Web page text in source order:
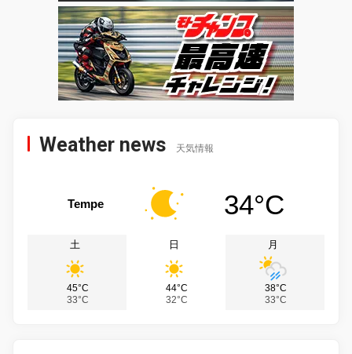
Weather news 天気情報
Tempe 34°C
土
45°C
33°C
日
44°C
32°C
月
38°C
33°C